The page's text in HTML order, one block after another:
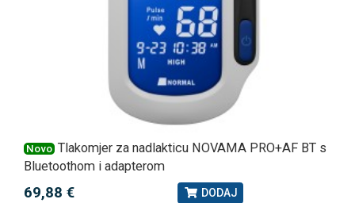
Novo Tlakomjer za nadlakticu NOVAMA PRO+AF BT s
Bluetoothom i adapterom
69,88 € DODAJ